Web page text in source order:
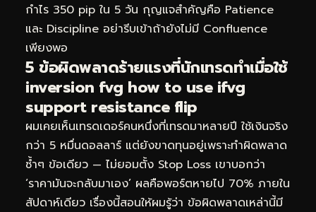
กำไร 350 pip ใน 5 วัน กุญแจสำคัญคือ Patience
และ Discipline อย่ารีบเข้าถ้ายังไม่มี Confluence
เพียงพอ
5 ข้อผิดพลาดร้ายแรงที่นักเทรดทำเมื่อใช้
inversion fvg how to use ifvg
support resistance flip
ผมเคยเห็นเทรดเดอร์คนหนึ่งที่เทรดมาหลายปี ใช้เงินจริง
กว่า 5 หมื่นดอลลาร์ แต่ยังขาดทุนอยู่เพราะทำผิดพลาด
ซ้ำๆ ข้อเดียว — ไม่ยอมตั้ง Stop Loss เขาบอกว่า
‘ราคามันจะกลับมาเอง’ ผลคือพอร์ตหายไป 70% ภายใน
สัปดาห์เดียว เรื่องนี้สอนให้ผมรู้ว่า ข้อผิดพลาดเหล่านี้มี